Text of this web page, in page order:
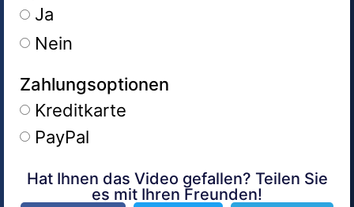
Ja
Nein
Zahlungsoptionen
Kreditkarte
PayPal
Alternative:
Hat Ihnen das Video gefallen? Teilen Sie
es mit Ihren Freunden!